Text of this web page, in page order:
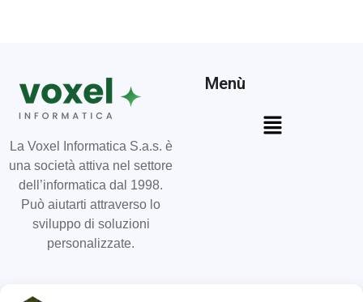
La Voxel Informatica S.a.s. è
una società attiva nel settore
dell’informatica dal 1998.
Può aiutarti attraverso lo
sviluppo di soluzioni
personalizzate.
Menù